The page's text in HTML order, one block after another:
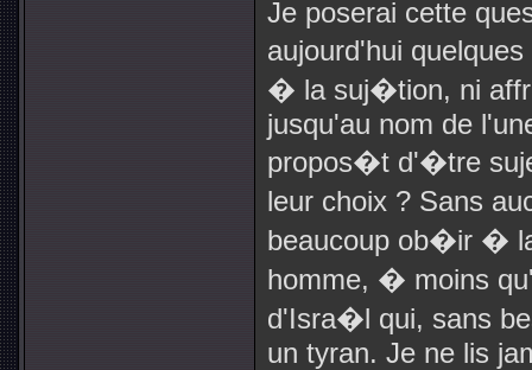
Je poserai cette
aujourd'hui
� la suj�tion, ni
jusqu'au nom de
propos�t d'�tre
leur choix ? Sans
beaucoup ob�ir �
homme, � moins
d'Isra�l qui, sans
un tyran. Je ne lis